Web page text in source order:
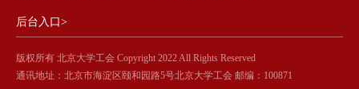
后台入口>
版权所有 北京大学工会 Copyright 2022 All Rights Reserved
通讯地址：北京市海淀区颐和园路5号北京大学工会 邮编：100871